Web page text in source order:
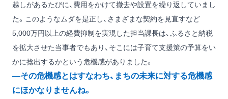
越しがあるたびに、費用をかけて撤去や設置を繰り返していまし
た。このようなムダを是正し、さまざまな契約を見直すなど
5,000万円以上の経費抑制を実現した担当課長は、ふるさと納税
を拡大させた当事者でもあり、そこには子育て支援策の予算をい
かに捻出するかという危機感がありました。
―その危機感とはすなわち、まちの未来に対する危機感
にほかなりませんね。